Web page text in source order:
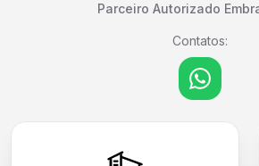
Parceiro Autorizado
Contatos:
WhatsApp